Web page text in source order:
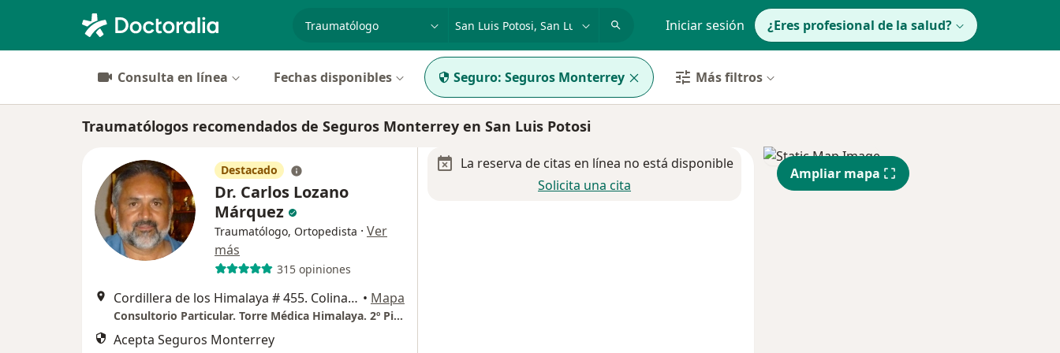
especialidad, enfermedad o nombre Iniciar sesión ¿Eres profesional de la salud?
Consulta en línea Fechas disponibles Seguro: Seguros Monterrey Más filtros
Traumatólogos recomendados de Seguros Monterrey en San Luis Potosi
Destacado
Dr. Carlos Lozano
Márquez
Traumatólogo, Ortopedista · Ver
más
315 opiniones
Cordillera de los Himalaya # 455. Colinas del Parque, San Luis Potosi • Mapa
Consultorio Particular. Torre Médica Himalaya. 2º Piso. Consultorio 8
Acepta Seguros Monterrey
La reserva de citas en línea no está disponible
Solicita una cita
Ampliar mapa